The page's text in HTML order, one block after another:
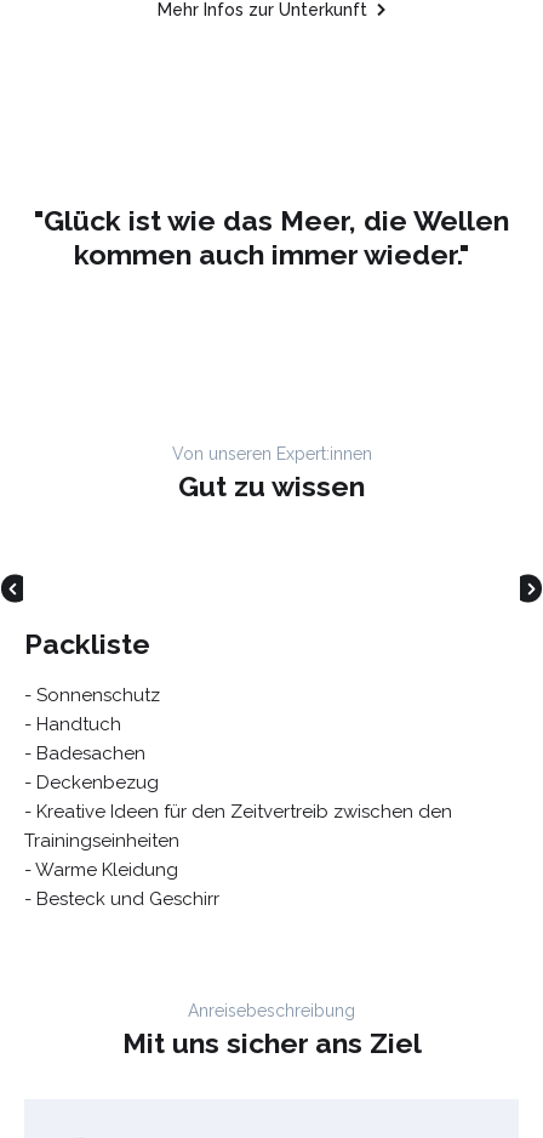
Mehr Infos zur Unterkunft
"Glück ist wie das Meer, die Wellen
kommen auch immer wieder."
Von unseren Expert:innen
Gut zu wissen
Packliste
- Sonnenschutz
- Handtuch
- Badesachen
- Deckenbezug
- Kreative Ideen für den Zeitvertreib zwischen den
Trainingseinheiten
- Warme Kleidung
- Besteck und Geschirr
Anreisebeschreibung
Mit uns sicher ans Ziel